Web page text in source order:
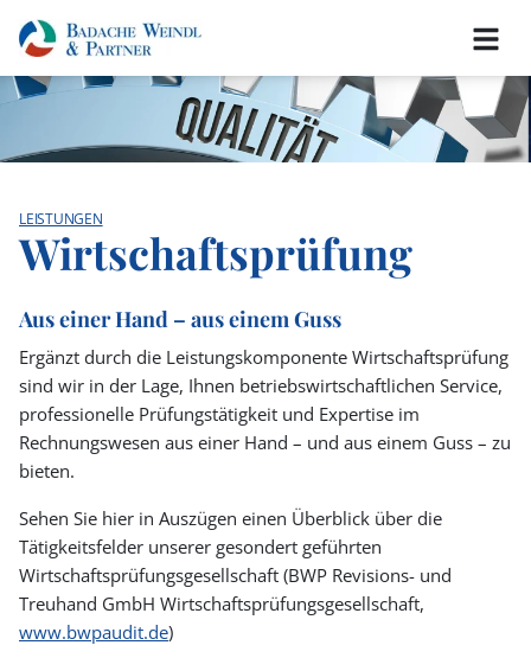
LEISTUNGEN
Wirtschaftsprüfung
Aus einer Hand – aus einem Guss
Ergänzt durch die Leistungskomponente Wirtschaftsprüfung
sind wir in der Lage, Ihnen betriebswirtschaftlichen Service,
professionelle Prüfungstätigkeit und Expertise im
Rechnungswesen aus einer Hand – und aus einem Guss – zu
bieten.
Sehen Sie hier in Auszügen einen Überblick über die
Tätigkeitsfelder unserer gesondert geführten
Wirtschaftsprüfungsgesellschaft (BWP Revisions- und
Treuhand GmbH Wirtschaftsprüfungsgesellschaft,
www.bwpaudit.de)